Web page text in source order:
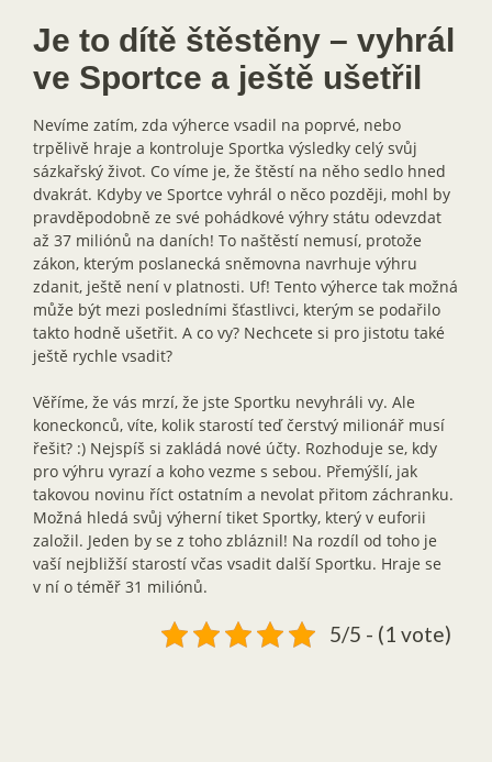
Je to dítě štěstěny – vyhrál
ve Sportce a ještě ušetřil
Nevíme zatím, zda výherce vsadil na poprvé, nebo
trpělivě hraje a kontroluje Sportka výsledky celý svůj
sázkařský život. Co víme je, že štěstí na něho sedlo hned
dvakrát. Kdyby ve Sportce vyhrál o něco později, mohl by
pravděpodobně ze své pohádkové výhry státu odevzdat
až 37 miliónů na daních! To naštěstí nemusí, protože
zákon, kterým poslanecká sněmovna navrhuje výhru
zdanit, ještě není v platnosti. Uf! Tento výherce tak možná
může být mezi posledními šťastlivci, kterým se podařilo
takto hodně ušetřit. A co vy? Nechcete si pro jistotu také
ještě rychle vsadit?
Věříme, že vás mrzí, že jste Sportku nevyhráli vy. Ale
koneckonců, víte, kolik starostí teď čerstvý milionář musí
řešit? :) Nejspíš si zakládá nové účty. Rozhoduje se, kdy
pro výhru vyrazí a koho vezme s sebou. Přemýšlí, jak
takovou novinu říct ostatním a nevolat přitom záchranku.
Možná hledá svůj výherní tiket Sportky, který v euforii
založil. Jeden by se z toho zbláznil! Na rozdíl od toho je
vaší nejbližší starostí včas vsadit další Sportku. Hraje se
v ní o téměř 31 miliónů.
5/5 - (1 vote)